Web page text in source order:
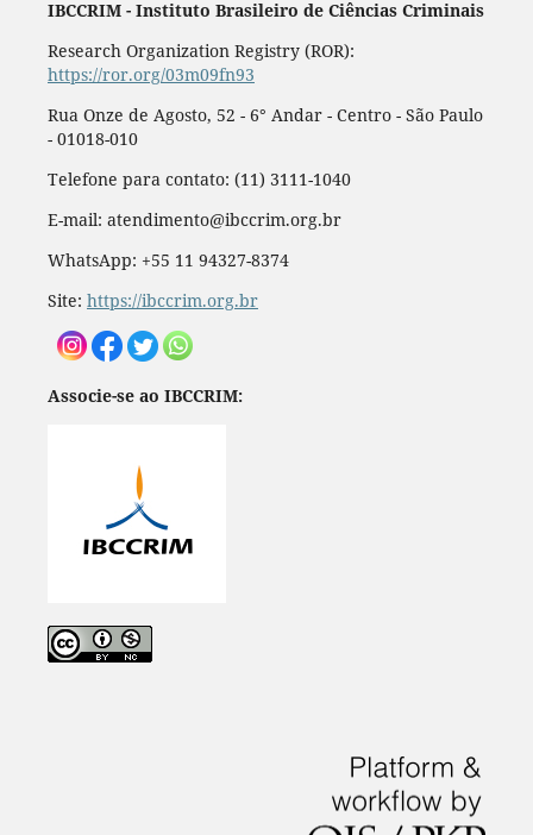
IBCCRIM - Instituto Brasileiro de Ciências Criminais
Research Organization Registry (ROR):
https://ror.org/03m09fn93
Rua Onze de Agosto, 52 - 6° Andar - Centro - São Paulo
- 01018-010
Telefone para contato: (11) 3111-1040
E-mail: atendimento@ibccrim.org.br
WhatsApp: +55 11 94327-8374
Site: https://ibccrim.org.br
Associe-se ao IBCCRIM: